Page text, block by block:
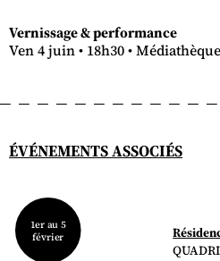
Vernissage & performance
Ven 4 juin • 18h30 •
ÉVÉNEMENTS ASSOCIÉS
1er au 5
février